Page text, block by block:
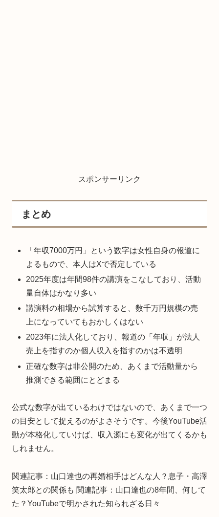
スポンサーリンク
まとめ
「年収7000万円」という数字は女性自身の報道に
よるもので、本人はXで否定している
2025年度は年間98件の講演をこなしており、活動
量自体はかなり多い
講演料の相場から試算すると、数千万円規模の売
上になっていてもおかしくはない
2023年に法人化しており、報道の「年収」が法人
売上を指すのか個人収入を指すのかは不透明
正確な数字は非公開のため、あくまで活動量から
推測できる範囲にとどまる
公式な数字が出ているわけではないので、あくまで一つ
の目安として捉えるのがよさそうです。今後YouTube活
動が本格化していけば、収入源にも変化が出てくるかも
しれません。
関連記事：山口達也の再婚相手はどんな人？息子・高澤
笑太郎との関係も 関連記事：山口達也の8年間、何して
た？YouTubeで明かされた知られざる日々